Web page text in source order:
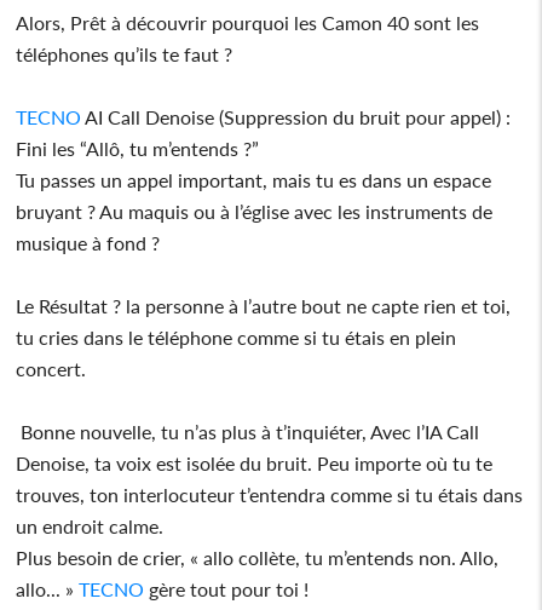
Alors, Prêt à découvrir pourquoi les Camon 40 sont les
téléphones qu’ils te faut ?
TECNO AI Call Denoise (Suppression du bruit pour appel) :
Fini les “Allô, tu m’entends ?”
Tu passes un appel important, mais tu es dans un espace
bruyant ? Au maquis ou à l’église avec les instruments de
musique à fond ?
Le Résultat ? la personne à l’autre bout ne capte rien et toi,
tu cries dans le téléphone comme si tu étais en plein
concert.
Bonne nouvelle, tu n’as plus à t’inquiéter, Avec l’IA Call
Denoise, ta voix est isolée du bruit. Peu importe où tu te
trouves, ton interlocuteur t’entendra comme si tu étais dans
un endroit calme.
Plus besoin de crier, « allo collète, tu m’entends non. Allo,
allo... »TECNO gère tout pour toi !